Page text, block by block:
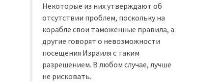
Некоторые из них утверждают об
отсутствии проблем, поскольку на
корабле свои таможенные правила, а
другие говорят о невозможности
посещения Израиля с таким
разрешением. В любом случае, лучше
не рисковать.